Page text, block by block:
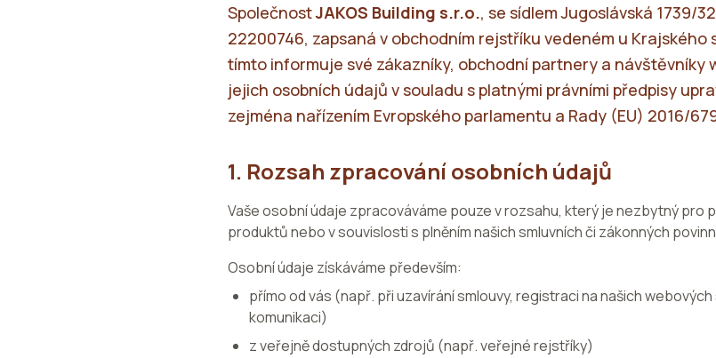
SpolečnostJAKOS Building s.r.o., se sídlem Jugoslávská 1739/
22200746, zapsaná v obchodním rejstříku vedeném u Krajského
tímto informuje své zákazníky, obchodní partnery a návštěvníky
jejich osobních údajů v souladu s platnými právními předpisy
zejména nařízením Evropského parlamentu a Rady (EU) 2016/
1. Rozsah zpracování osobních údajů
Vaše osobní údaje zpracováváme pouze v rozsahu, který je nezbytný pro
produktů nebo v souvislosti s plněním našich smluvních či zákonných
Osobní údaje získáváme především:
přímo od vás (např. při uzavírání smlouvy, registraci na našich
komunikaci)
z veřejně dostupných zdrojů (např. veřejné rejstříky)